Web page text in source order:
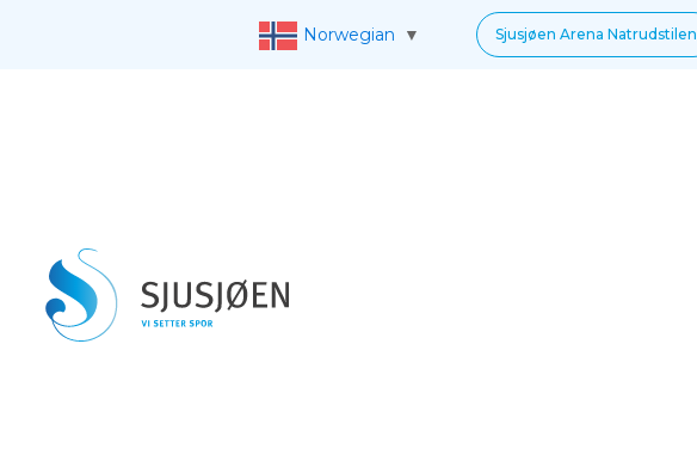
Norwegian ▼ Sjusjøen Arena Natrudstilen